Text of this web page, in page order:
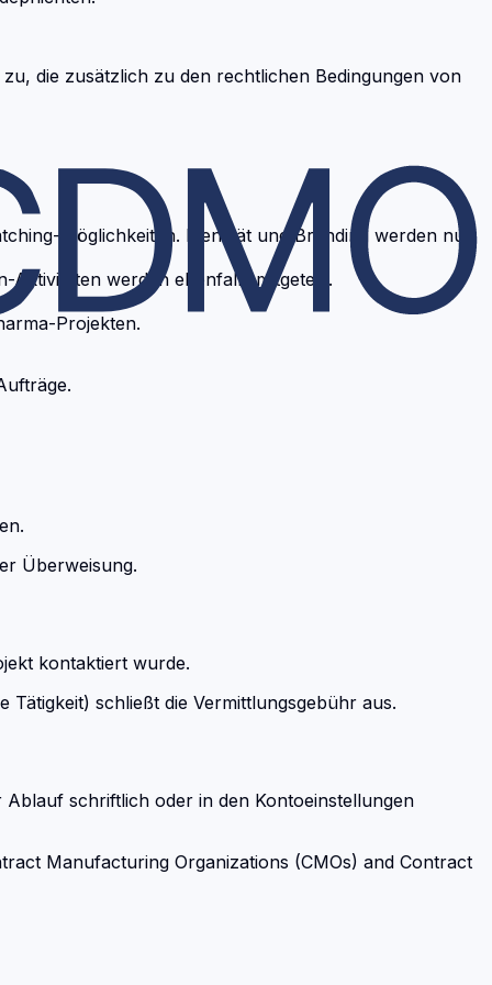
die zusätzlich zu den rechtlichen Bedingungen von
Möglichkeiten. Identität und Branding werden nur
werden ebenfalls mitgeteilt.
Projekten.
Überweisung.
kontaktiert wurde.
schließt die Vermittlungsgebühr aus.
schriftlich oder in den Kontoeinstellungen
Manufacturing Organizations (CMOs) and Contract